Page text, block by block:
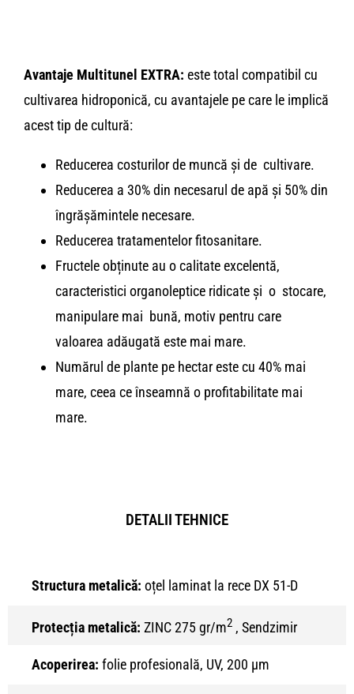
Avantaje Multitunel EXTRA: este total compatibil cu
cultivarea hidroponică, cu avantajele pe care le implică
acest tip de cultură:
Reducerea costurilor de muncă și de cultivare.
Reducerea a 30% din necesarul de apă și 50% din
îngrășămintele necesare.
Reducerea tratamentelor fitosanitare.
Fructele obținute au o calitate excelentă,
caracteristici organo­leptice ridicate și o stocare,
manipulare mai bună, motiv pentru care
valoarea adăugată este mai mare.
Numărul de plante pe hectar este cu 40% mai
mare, ceea ce înseamnă o profitabilitate mai
mare.
DETALII TEHNICE
Structura metalică: oțel laminat la rece DX 51-D
Protecția metalică: ZINC 275 gr/m2 , Sendzimir
Acoperirea: folie profesională, UV, 200 μm